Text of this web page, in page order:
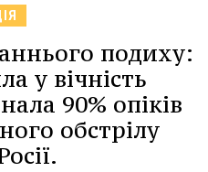
подиху:
у вічність
90% опіків
обстрілу